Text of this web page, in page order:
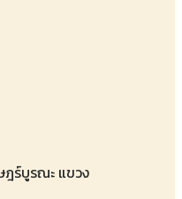
ฎร์บูรณะ แขวง